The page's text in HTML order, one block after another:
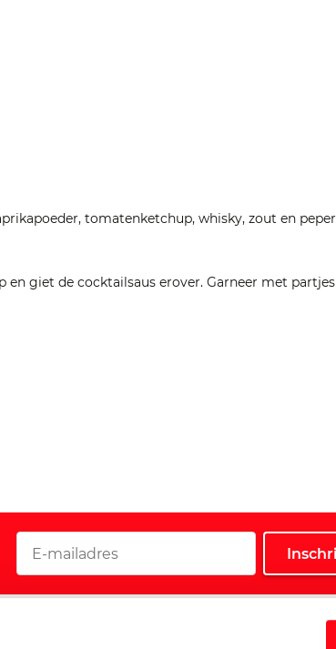
tomatenketchup, whisky, zout en peper
en giet de cocktailsaus erover. Garneer met partjes